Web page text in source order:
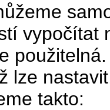
vypočítat
lze
takto: